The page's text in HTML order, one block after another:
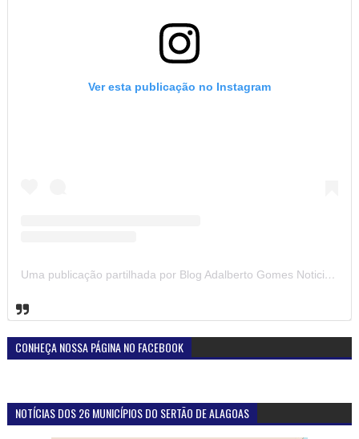
Ver esta publicação no Instagram
Uma publicação partilhada por Blog Adalberto Gomes Noticias (@blogadalbertogomesnoticiass)
CONHEÇA NOSSA PÁGINA NO FACEBOOK
NOTÍCIAS DOS 26 MUNICÍPIOS DO SERTÃO DE ALAGOAS